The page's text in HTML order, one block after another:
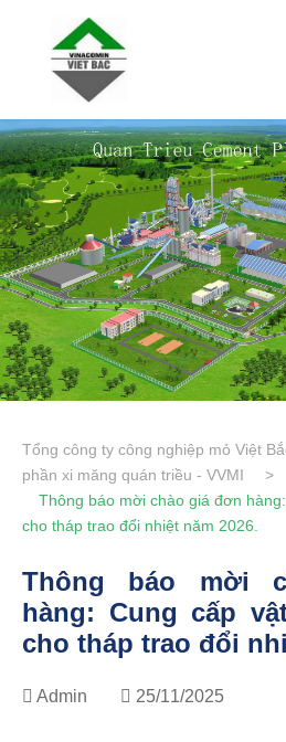
Tổng công ty công nghiệp mỏ Việt
phần xi măng quán triều - VVMI
>
Thông báo mời chào giá đơn
cho tháp trao đổi nhiệt năm 2026.
Thông báo mời
hàng: Cung cấp
cho tháp trao đổi
Admin 25/11/2025